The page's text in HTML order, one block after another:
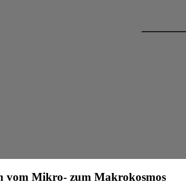
vom Mikro- zum Makrokosmos